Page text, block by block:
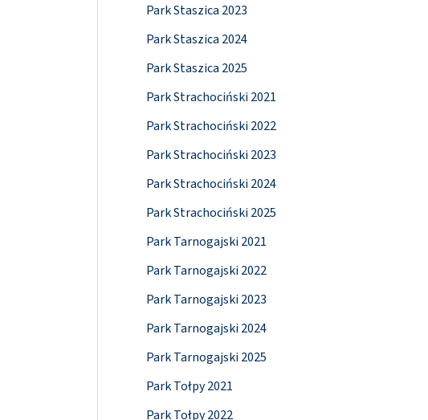
Park Staszica 2023
Park Staszica 2024
Park Staszica 2025
Park Strachociński 2021
Park Strachociński 2022
Park Strachociński 2023
Park Strachociński 2024
Park Strachociński 2025
Park Tarnogajski 2021
Park Tarnogajski 2022
Park Tarnogajski 2023
Park Tarnogajski 2024
Park Tarnogajski 2025
Park Tołpy 2021
Park Tołpy 2022